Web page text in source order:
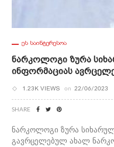
ᲔᲡ ᲡᲐᲘᲜᲢᲔᲠᲔᲡᲝᲐ
Ნარკოლოგი Ზურა
Ინფორმაციას
1.23K VIEWS on 22/06/2023
SHARE
ნარკოლოგი ზურა
გავრცელებულ ახალ